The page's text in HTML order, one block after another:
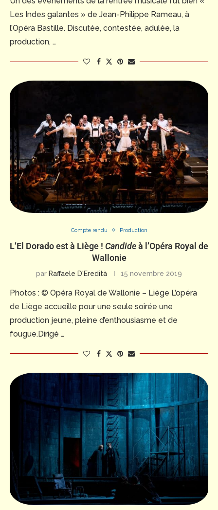
Les Indes galantes » de Jean-Philippe Rameau, à
l’Opéra Bastille. Discutée, contestée, adulée, la
production, …
Compte rendu Production
L’El Dorado est à Liège ! Candideà l’Opéra Royal de
Wallonie
par Raffaele D'Eredità 15 novembre 2019
Photos : © Opéra Royal de Wallonie – Liège L’opéra
de Liège accueille pour une seule soirée une
production jeune, pleine d’enthousiasme et de
fougue.Dirigé …